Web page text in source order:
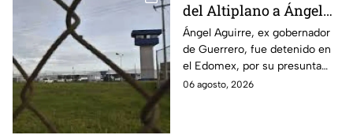
del Altiplano a Ángel
Aguirre, ex gobernador
de Guerrero por caso
Ayotzinapa
Ángel Aguirre, ex gobernador
de Guerrero, fue detenido en
el Edomex, por su presunta
participación en la
06 agosto, 2026